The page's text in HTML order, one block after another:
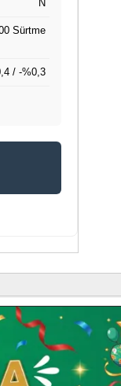
N
Sürtme
/ -%0,3